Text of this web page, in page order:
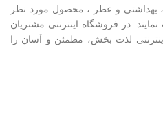
بهداشتی و عطر ، محصول مورد نظر
در فروشگاه اینترنتی مشتريان
لذت بخش، مطمئن و آسان را